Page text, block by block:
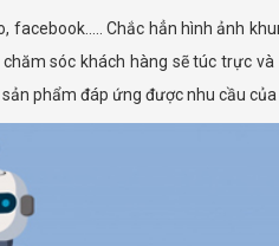
Chắc hẳn hình ảnh
sóc khách hàng sẽ túc trực
phẩm đáp ứng được nhu cầu